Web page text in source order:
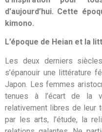
d’aujourd’hui. Cette
kimono.
L’époque de Heian et la
Les deux derniers
s’épanouir une littérature
Japon. Les femmes
tenues à l’écart de la
relativement libres de leur
par les arts, l’étude, la